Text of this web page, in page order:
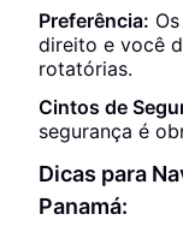
Preferência:
direito e você
rotatórias.
Cintos de
segurança é
Dicas para
Panamá: